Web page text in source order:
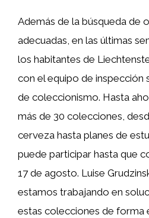
Además de la búsqueda de
adecuadas, en las últimas
los habitantes de
con el equipo de inspección
de coleccionismo. Hasta
más de 30 colecciones,
cerveza hasta planes de
puede participar hasta que
17 de agosto. Luise
estamos trabajando en
estas colecciones de forma